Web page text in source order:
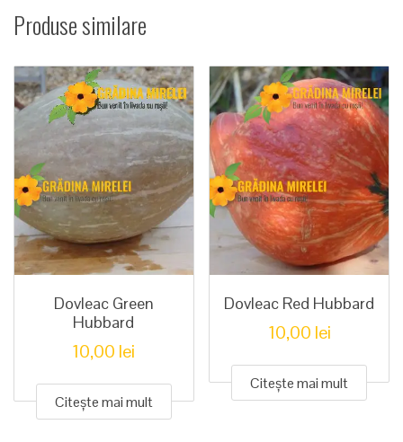
Produse similare
Dovleac Green
Hubbard
10,00 lei
Citește mai mult
Dovleac Red Hubbard
10,00 lei
Citește mai mult